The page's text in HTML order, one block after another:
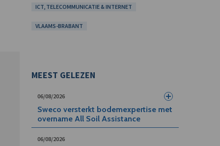
ICT, TELECOMMUNICATIE & INTERNET
VLAAMS-BRABANT
MEEST GELEZEN
06/08/2026
Sweco versterkt bodemexpertise met
overname All Soil Assistance
06/08/2026